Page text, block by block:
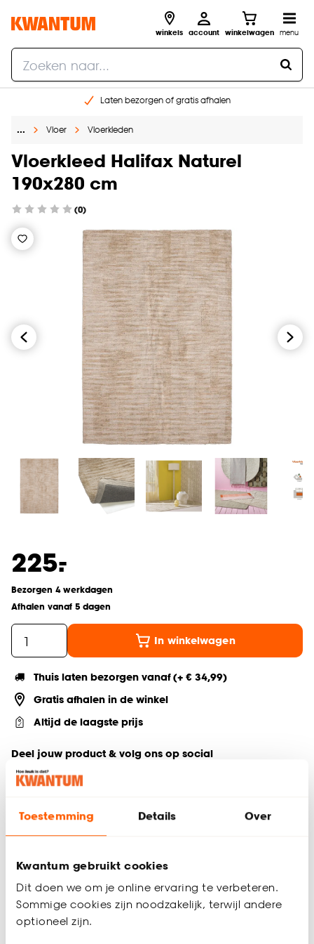
Toestemming Details Over
Kwantum gebruikt cookies
Dit doen we om je online ervaring te verbeteren.
Sommige cookies zijn noodzakelijk, terwijl andere
optioneel zijn.
winkels account winkelwagen menu
Laten bezorgen of gratis afhalen
Gratis raam advies en opmeten aan huis
… Vloer Vloerkleden
Vloerkleed Halifax Naturel
190x280 cm
(0)
225.
-
Bezorgen 4 werkdagen
Afhalen vanaf 5 dagen
In winkelwagen
Thuis laten bezorgen vanaf (+ € 34,99)
Gratis afhalen in de winkel
Altijd de laagste prijs
Deel jouw product & volg ons op social
design in een naturel kleur. Door de zachte kleuren brengt dit
Vloerkleed Halifax is laagpolig en geeft extra comfort. Door
de afmeting van 190x280 cm past hij perfect in grotere